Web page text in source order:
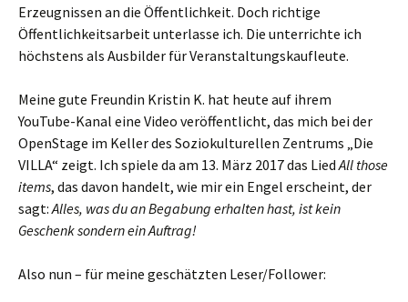
Erzeugnissen an die Öffentlichkeit. Doch richtige
Öffentlichkeitsarbeit unterlasse ich. Die unterrichte ich
höchstens als Ausbilder für Veranstaltungskaufleute.
Meine gute Freundin Kristin K. hat heute auf ihrem
YouTube-Kanal eine Video veröffentlicht, das mich bei der
OpenStage im Keller des Soziokulturellen Zentrums „Die
VILLA“ zeigt. Ich spiele da am 13. März 2017 das LiedAll those
items, das davon handelt, wie mir ein Engel erscheint, der
sagt:Alles, was du an Begabung erhalten hast, ist kein
Geschenk sondern ein Auftrag!
Also nun – für meine geschätzten Leser/Follower: